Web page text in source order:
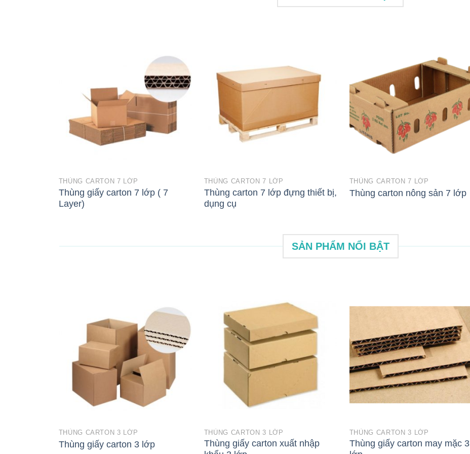
THÙNG CARTON 7 LỚP
Thùng giấy carton 7 lớp ( 7
Layer)
THÙNG CARTON 7 LỚP
Thùng carton 7 lớp đựng thiết bị,
dụng cụ
THÙNG CARTON 7 LỚP
Thùng carton nông sản 7 lớp
SẢN PHẨM NỔI BẬT
THÙNG CARTON 3 LỚP
Thùng giấy carton 3 lớp
THÙNG CARTON 3 LỚP
Thùng giấy carton xuất nhập
THÙNG CARTON 3 LỚP
Thùng giấy carton may mặc 3